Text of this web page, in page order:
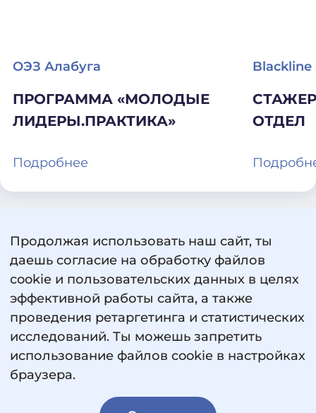
ОЭЗ Алабуга
ПРОГРАММА «МОЛОДЫЕ
ЛИДЕРЫ.ПРАКТИКА»
Подробнее
Blackline
ОТДЕЛ
Продолжая использовать наш сайт, ты
даешь согласие на обработку файлов
cookie и пользовательских данных в целях
эффективной работы сайта, а также
проведения ретаргетинга и статистических
исследований. Ты можешь запретить
использование файлов cookie в настройках
браузера.
Пользовательское соглашение
Политика обработки персональных данных
Сведения об образовательной организации